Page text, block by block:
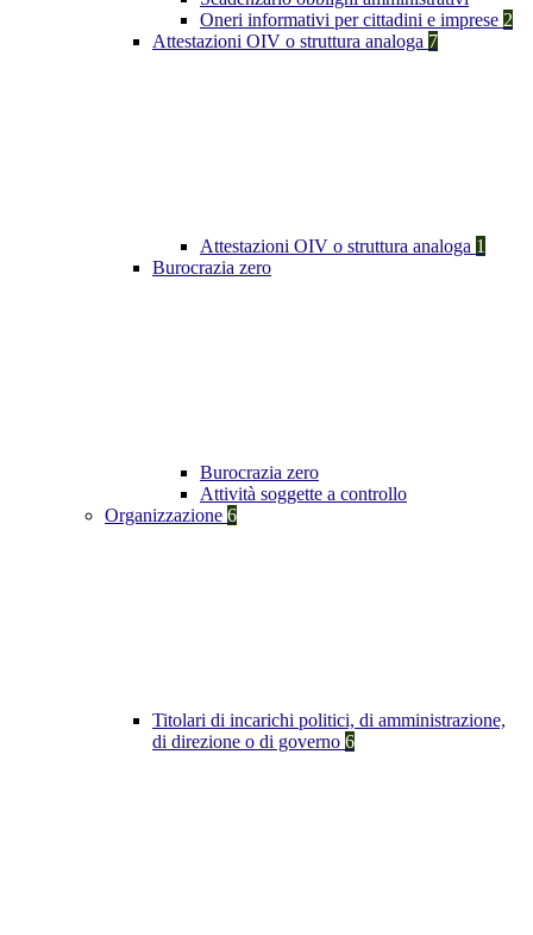
Oneri informativi per cittadini e imprese 2
Attestazioni OIV o struttura analoga 7
Attestazioni OIV o struttura analoga 1
Burocrazia zero
Burocrazia zero
Attività soggette a controllo
Organizzazione 6
Titolari di incarichi politici, di amministrazione,
di direzione o di governo 6